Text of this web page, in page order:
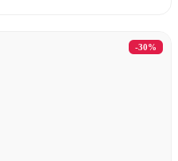
-30%